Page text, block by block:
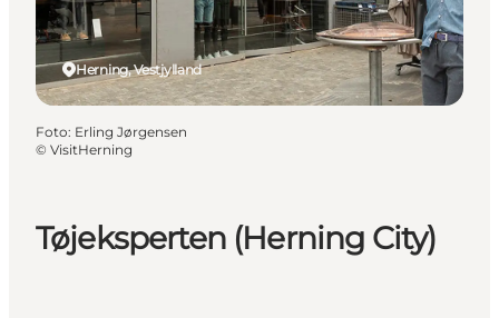
Sov godt
Book overnatning
Tøjeksperten (Herning City)
Herning, Vestjylland
Foto: Erling Jørgensen
© VisitHerning